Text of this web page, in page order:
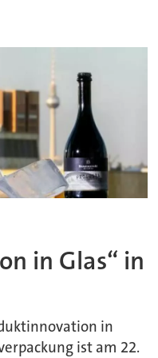
in Glas“ in
in
ist am 22.